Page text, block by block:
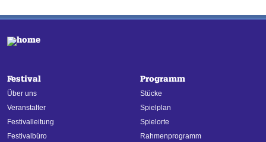
Festival
Über uns
Veranstalter
Festivalleitung
Festivalbüro
Programm
Stücke
Spielplan
Spielorte
Rahmenprogramm